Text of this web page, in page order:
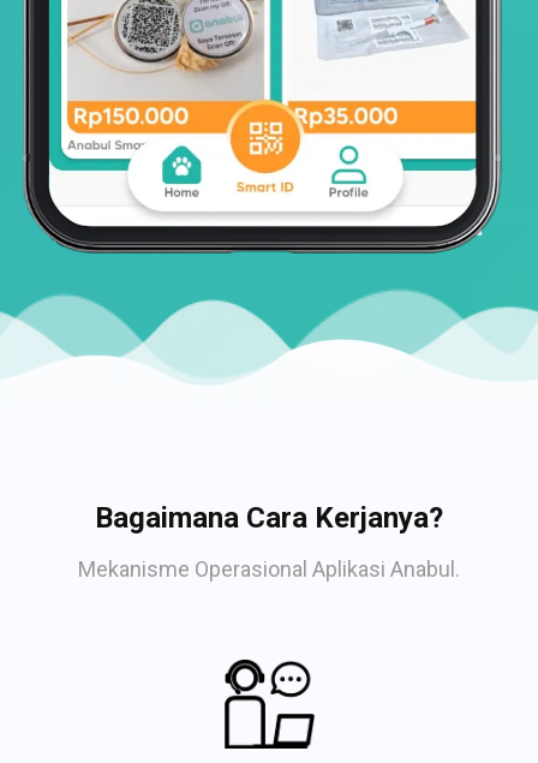
Bagaimana Cara Kerjanya?
Mekanisme Operasional Aplikasi Anabul.